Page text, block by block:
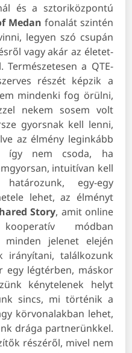
és a sztoriközpontú
Medan fonalát szintén
legyen szó csupán
vagy akár az életet-
a QTE-
részét képzik a
mindenki fog örülni,
nekem sosem volt
gyorsnak kell lenni,
az élmény leginkább
így nem csoda, ha
intuitívan kell
egy-egy
lehet, az élményt
Story, amit online
módban
jelenet elején
találkozunk
egy légtérben, máskor
kénytelenek helyt
sincs, mi történik a
körvonalakban lehet,
drága partnerünkkel.
részéről, mivel nem